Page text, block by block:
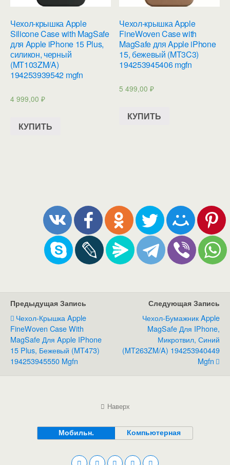
Чехол-крышка Apple
Silicone Case with MagSafe
для Apple iPhone 15 Plus,
силикон, черный
(MT103ZM/A)
194253939542 mgfn
4 999,00 ₽
КУПИТЬ
Чехол-крышка Apple
FineWoven Case with
MagSafe для Apple iPhone
15, бежевый (MT3C3)
194253945406 mgfn
5 499,00₽
КУПИТЬ
Предыдущая Запись
Чехол-Крышка Apple
FineWoven Case With
MagSafe Для Apple IPhone
15 Plus, Бежевый (MT473)
194253945550 Mgfn
Следующая Запись
Чехол-Бумажник Apple
MagSafe Для IPhone,
Микротвил, Синий
(MT263ZM/A) 194253940449
Mgfn
Наверх
Мобильн. Компьютерная